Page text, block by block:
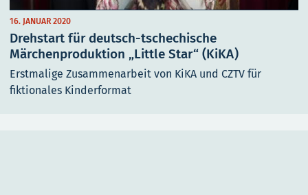
16. JANUAR 2020
Drehstart für deutsch-tschechische
Märchenproduktion „Little Star“ (KiKA)
Erstmalige Zusammenarbeit von KiKA und CZTV für
fiktionales Kinderformat